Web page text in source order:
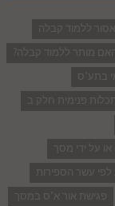
אסור ללמוד קבלה
מותר ללמוד קבלה?
בתע"ס
פנימית חלק ב
על ידי מסך
לפי עשר הספירות
פגישת אור א"ס במסך